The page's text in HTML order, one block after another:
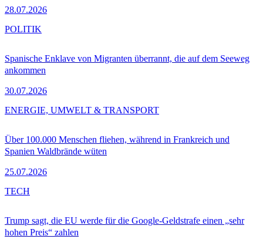
28.07.2026
Spanische Enklave von Migranten überrannt, die auf dem Seeweg
ankommen
30.07.2026
POLITIK
Über 100.000 Menschen fliehen, während in Frankreich und
Spanien Waldbrände wüten
25.07.2026
ENERGIE, UMWELT & TRANSPORT
Trump sagt, die EU werde für die Google-Geldstrafe einen „sehr
hohen Preis“ zahlen
TECH